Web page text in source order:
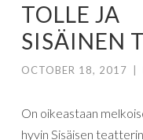
TOLLE JA
SISÄINEN
OCTOBER 18, 2017
On oikeastaan
hyvin Sisäisen